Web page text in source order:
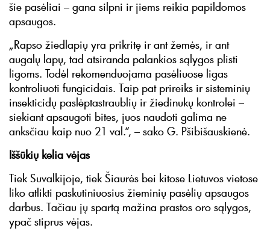
šie pasėliai – gana silpni ir jiems reikia papildomos
apsaugos.
„Rapso žiedlapių yra prikritę ir ant žemės, ir ant
augalų lapų, tad atsiranda palankios sąlygos plisti
ligoms. Todėl rekomenduojama pasėliuose ligas
kontroliuoti fungicidais. Taip pat prireiks ir sisteminių
insekticidų paslėptastraublių ir žiedinukų kontrolei –
siekiant apsaugoti bites, juos naudoti galima ne
anksčiau kaip nuo 21 val.“, – sako G. Pšibišauskienė.
Iššūkių kelia vėjas
Tiek Suvalkijoje, tiek Šiaurės bei kitose Lietuvos vietose
liko atlikti paskutiniuosius žieminių pasėlių apsaugos
darbus. Tačiau jų spartą mažina prastos oro sąlygos,
ypač stiprus vėjas.